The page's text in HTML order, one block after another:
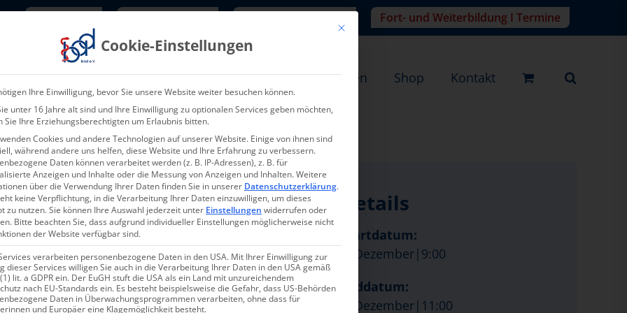
Fort- und Weiterbildung I Termine
Über uns Aktuelles & Presse Leistungen Shop Kontakt
Details
Startdatum:
7. Dezember|9:00
Enddatum:
7. Dezember|11:00
Mit diesem Button wird der Dialog geschlossen. Seine Funktionalität ist
Cookie-Einstellungen
Ihre Einwilligung, bevor Sie unsere Website weiter besuchen können.
unter 16 Jahre alt sind und Ihre Einwilligung zu optionalen Services geben möchten,
Sie Ihre Erziehungsberechtigten um Erlaubnis bitten.
Cookies und andere Technologien auf unserer Website. Einige von ihnen sind
während andere uns helfen, diese Website und Ihre Erfahrung zu verbessern.
Daten können verarbeitet werden (z. B. IP-Adressen), z. B. für
Anzeigen und Inhalte oder die Messung von Anzeigen und Inhalten.Weitere
über die Verwendung Ihrer Daten finden Sie in unserer Datenschutzerklärung.
keine Verpflichtung, in die Verarbeitung Ihrer Daten einzuwilligen, um dieses
zu nutzen.Sie können Ihre Auswahl jederzeit unter Einstellungen widerrufen oder
Bitte beachten Sie, dass aufgrund individueller Einstellungen möglicherweise nicht
der Website verfügbar sind.
verarbeiten personenbezogene Daten in den USA. Mit Ihrer Einwilligung zur
dieser Services willigen Sie auch in die Verarbeitung Ihrer Daten in den USA gemäß
lit. a GDPR ein. Der EuGH stuft die USA als ein Land mit unzureichendem
nach EU-Standards ein. Es besteht beispielsweise die Gefahr, dass US-Behörden
Daten in Überwachungsprogrammen verarbeiten, ohne dass für
und Europäer eine Klagemöglichkeit besteht.